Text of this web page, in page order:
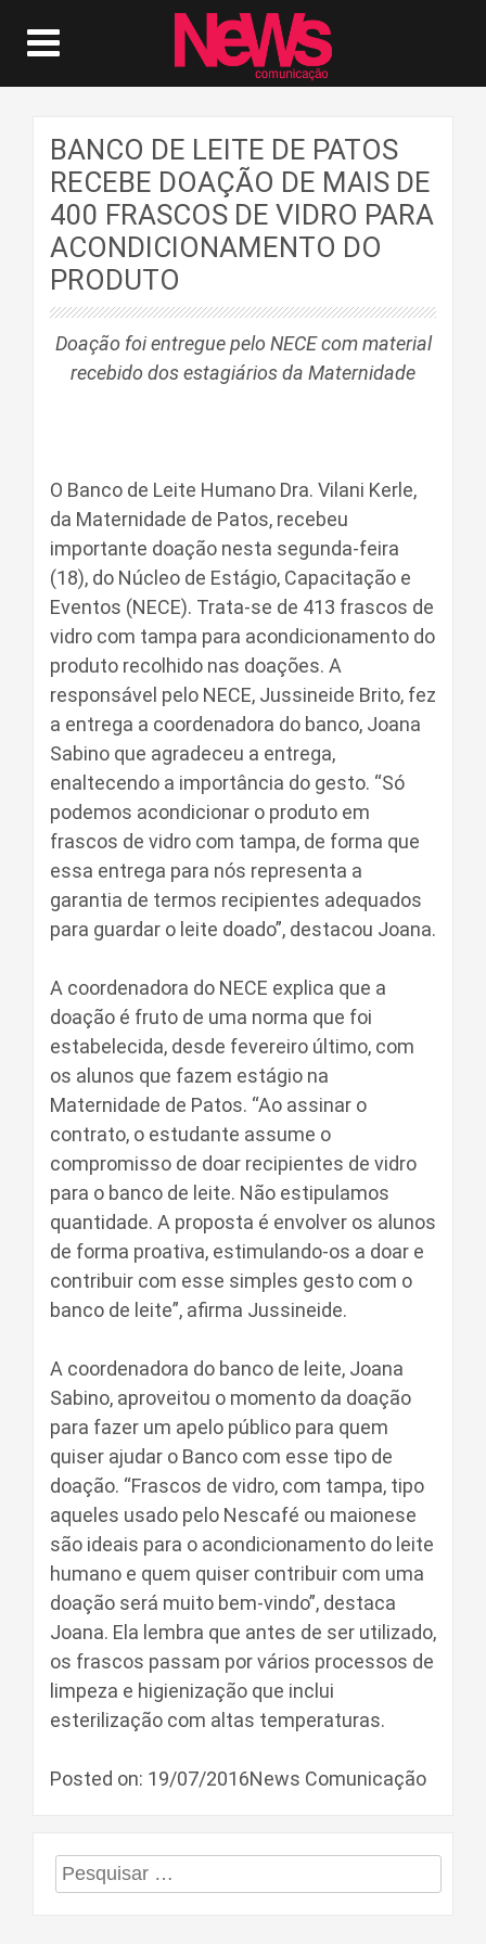
BANCO DE LEITE DE PATOS
RECEBE DOAÇÃO DE MAIS DE
400 FRASCOS DE VIDRO PARA
ACONDICIONAMENTO DO
PRODUTO
Doação foi entregue pelo NECE com material
recebido dos estagiários da Maternidade
O Banco de Leite Humano Dra. Vilani Kerle,
da Maternidade de Patos, recebeu
importante doação nesta segunda-feira
(18), do Núcleo de Estágio, Capacitação e
Eventos (NECE). Trata-se de 413 frascos de
vidro com tampa para acondicionamento do
produto recolhido nas doações. A
responsável pelo NECE, Jussineide Brito, fez
a entrega a coordenadora do banco, Joana
Sabino que agradeceu a entrega,
enaltecendo a importância do gesto. “Só
podemos acondicionar o produto em
frascos de vidro com tampa, de forma que
essa entrega para nós representa a
garantia de termos recipientes adequados
para guardar o leite doado”, destacou Joana.
A coordenadora do NECE explica que a
doação é fruto de uma norma que foi
estabelecida, desde fevereiro último, com
os alunos que fazem estágio na
Maternidade de Patos. “Ao assinar o
contrato, o estudante assume o
compromisso de doar recipientes de vidro
para o banco de leite. Não estipulamos
quantidade. A proposta é envolver os alunos
de forma proativa, estimulando-os a doar e
contribuir com esse simples gesto com o
banco de leite”, afirma Jussineide.
A coordenadora do banco de leite, Joana
Sabino, aproveitou o momento da doação
para fazer um apelo público para quem
quiser ajudar o Banco com esse tipo de
doação. “Frascos de vidro, com tampa, tipo
aqueles usado pelo Nescafé ou maionese
são ideais para o acondicionamento do leite
humano e quem quiser contribuir com uma
doação será muito bem-vindo”, destaca
Joana. Ela lembra que antes de ser utilizado,
os frascos passam por vários processos de
limpeza e higienização que inclui
esterilização com altas temperaturas.
Posted on: 19/07/2016News Comunicação
Pesquisar
por: